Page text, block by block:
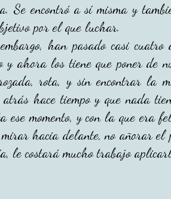
Se encontró a sí misma y
por el que luchar.
han pasado casi cuatro
y ahora los tiene que poner de
rota, y sin encontrar la
atrás hace tiempo y que nada
ese momento, y con la que era
hacia delante, no añorar el
le costará mucho trabajo